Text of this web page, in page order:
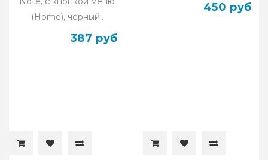
(Home), черный..
387 руб
450 руб